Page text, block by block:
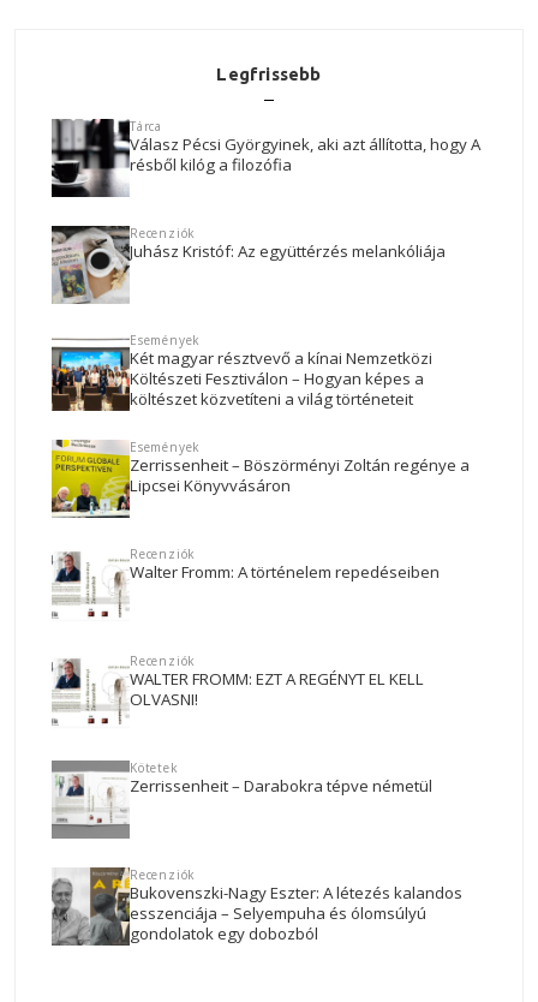
Legfrissebb
Tárca
Válasz Pécsi Györgyinek, aki azt állította, hogy A
résből kilóg a filozófia
Recenziók
Juhász Kristóf: Az együttérzés melankóliája
Események
Két magyar résztvevő a kínai Nemzetközi
Költészeti Fesztiválon – Hogyan képes a
költészet közvetíteni a világ történeteit
Események
Zerrissenheit – Böszörményi Zoltán regénye a
Lipcsei Könyvvásáron
Recenziók
Walter Fromm: A történelem repedéseiben
Recenziók
WALTER FROMM: EZT A REGÉNYT EL KELL
OLVASNI!
Kötetek
Zerrissenheit – Darabokra tépve németül
Recenziók
Bukovenszki-Nagy Eszter: A létezés kalandos
esszenciája – Selyempuha és ólomsúlyú
gondolatok egy dobozból